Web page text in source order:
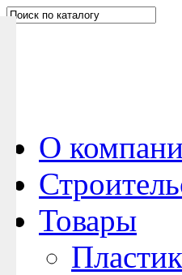
О
Товары